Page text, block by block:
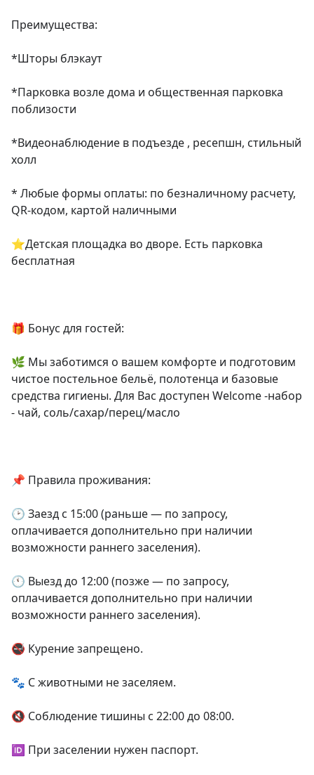
Преимущества:
*Шторы блэкаут
*Парковка возле дома и общественная парковка
поблизости
*Видеонаблюдение в подъезде , ресепшн, стильный
холл
* Любые формы оплаты: по безналичному расчету,
QR-кодом, картой наличными
⭐Детская площадка во дворе. Есть парковка
бесплатная
🎁 Бонус для гостей:
🌿 Мы заботимся о вашем комфорте и подготовим
чистое постельное бельё, полотенца и базовые
средства гигиены. Для Вас доступен Welcome -набор
- чай, соль/сахар/перец/масло
📌 Правила проживания:
🕑 Заезд с 15:00 (раньше — по запросу,
оплачивается дополнительно при наличии
возможности раннего заселения).
🕚 Выезд до 12:00 (позже — по запросу,
оплачивается дополнительно при наличии
возможности раннего заселения).
🚭 Курение запрещено.
🐾 С животными не заселяем.
🔇 Соблюдение тишины с 22:00 до 08:00.
🆔 При заселении нужен паспорт.